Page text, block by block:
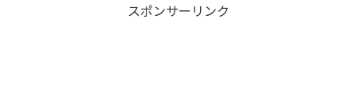
スポンサーリンク